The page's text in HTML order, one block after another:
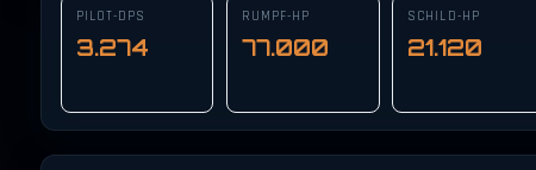
PILOT-DPS
3.274
RUMPF-HP
77.000
SCHILD-HP
21.120